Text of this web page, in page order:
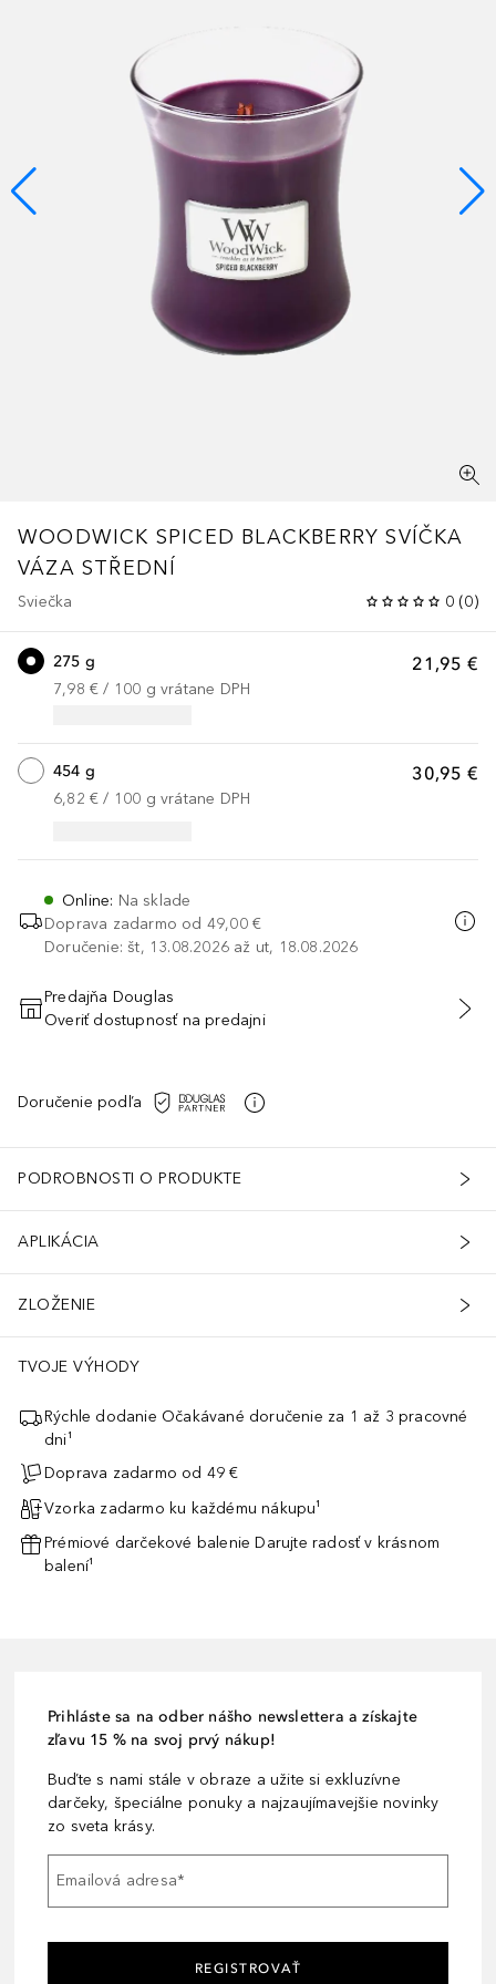
WOODWICK SPICED BLACKBERRY SVÍČKA
VÁZA STŘEDNÍ
Sviečka 0 (0)
21,95 €
275 g
7,98 € / 100 g vrátane DPH
30,95 €
454 g
6,82 € / 100 g vrátane DPH
Online: Na sklade
Doprava zadarmo od 49,00 €
Doručenie: št, 13.08.2026 až ut, 18.08.2026
PRIDAŤ DO KOŠÍKA
Predajňa Douglas
Overiť dostupnosť na predajni
Doručenie podľa
PODROBNOSTI O PRODUKTE
APLIKÁCIA
ZLOŽENIE
TVOJE VÝHODY
Rýchle dodanie Očakávané doručenie za 1 až 3 pracovné
dni¹
Doprava zadarmo od 49 €
Vzorka zadarmo ku každému nákupu¹
Prémiové darčekové balenie Darujte radosť v krásnom
balení¹
Prihláste sa na odber nášho newslettera a získajte
zľavu 15 % na svoj prvý nákup!
Buďte s nami stále v obraze a užite si exkluzívne
darčeky, špeciálne ponuky a najzaujímavejšie novinky
zo sveta krásy.
Emailová adresa*
REGISTROVAŤ